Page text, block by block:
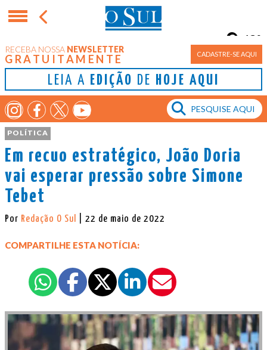
RECEBA NOSSA NEWSLETTER
GRATUITAMENTE CADASTRE-SE AQUI
LEIA A EDIÇÃO DE HOJE AQUI
Porto Alegre
13°
POLÍTICA
Em recuo estratégico, João Doria
vai esperar pressão sobre Simone
Tebet
Por Redação O Sul | 22 de maio de 2022
COMPARTILHE ESTA NOTÍCIA: